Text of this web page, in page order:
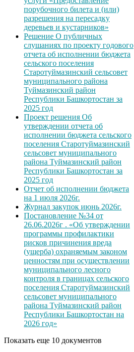
порубочного билета и (или)
разрешения на пересадку
деревьев и кустарников»
Решение О публичных
слушаниях по проекту годового
отчета об исполнении бюджета
сельского поселения
Старотуймазинский сельсовет
муниципального района
Туймазинский район
Республики Башкортостан за
2025 год
Проект решения Об
утверждении отчета об
исполнении бюджета сельского
поселения Старотуймазинский
сельсовет муниципального
района Туймазинский район
Республики Башкортостан за
2025 год
Отчет об исполнении бюджета
на 1 июля 2026г.
Журнал закупок июнь 2026г.
Постановление №34 от
26.06.2026г . «Об утверждении
программы профилактики
рисков причинения вреда
(ущерба) охраняемым законом
ценностям при осуществлении
муниципального лесного
контроля в границах сельского
поселения Старотуймазинский
сельсовет муниципального
района Туймазинский район
Республики Башкортостан на
2026 год»
Показать еще 10 документов